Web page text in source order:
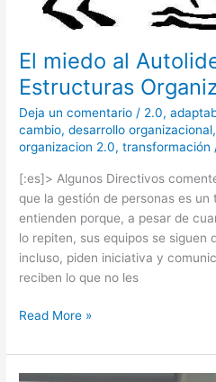
El miedo al
Estructuras
Deja un comentario / 2.0,
cambio,desarrollo organizacional,
organizacion 2.0,transformación
[:es]> Algunos Directivos
que la gestión de personas es
entienden porque, a pesar de
lo repiten, sus equipos se siguen
incluso, piden iniciativa y
reciben lo que no les
Read More »